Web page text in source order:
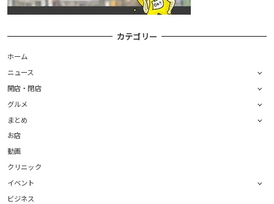
カテゴリー
ホーム
ニュース
開店・閉店
グルメ
まとめ
お店
動画
クリニック
イベント
ビジネス